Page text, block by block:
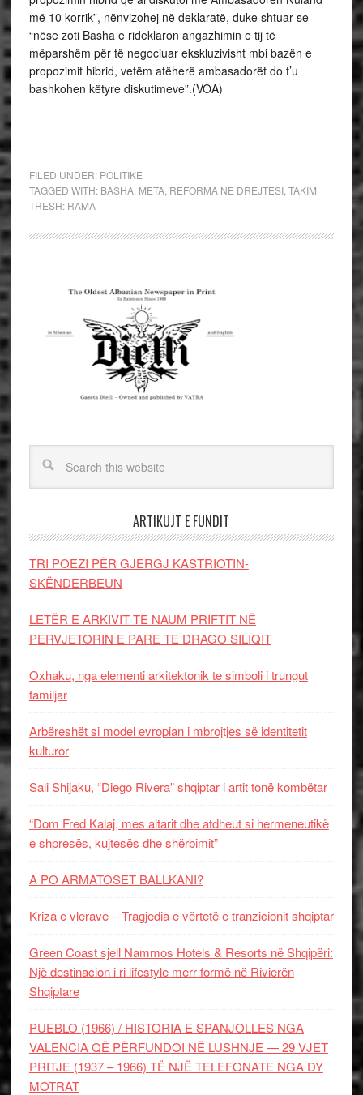
më 10 korrik”, nënvizohej në deklaratë, duke shtuar se
“nëse zoti Basha e rideklaron angazhimin e tij të
mëparshëm për të negociuar ekskluzivisht mbi bazën e
propozimit hibrid, vetëm atëherë ambasadorët do t’u
bashkohen këtyre diskutimeve”.(VOA)
FILED UNDER: POLITIKE
TAGGED WITH: BASHA, META, REFORMA NE DREJTESI, TAKIM
TRESH: RAMA
ARTIKUJT E FUNDIT
TRI POEZI PËR GJERGJ KASTRIOTIN-
SKËNDERBEUN
LETËR E ARKIVIT TE NAUM PRIFTIT NË
PERVJETORIN E PARE TE DRAGO SILIQIT
Oxhaku, nga elementi arkitektonik te simboli i trungut
familjar
Arbëreshët si model evropian i mbrojtjes së identitetit
kulturor
Sali Shijaku, “Diego Rivera” shqiptar i artit tonë kombëtar
“Dom Fred Kalaj, mes altarit dhe atdheut si hermeneutikë
e shpresës, kujtesës dhe shërbimit”
A PO ARMATOSET BALLKANI?
Kriza e vlerave – Tragjedia e vërtetë e tranzicionit shqiptar
Green Coast sjell Nammos Hotels & Resorts në Shqipëri:
Një destinacion i ri lifestyle merr formë në Rivierën
Shqiptare
PUEBLO (1966) / HISTORIA E SPANJOLLES NGA
VALENCIA QË PËRFUNDOI NË LUSHNJE — 29 VJET
PRITJE (1937 – 1966) TË NJË TELEFONATE NGA DY
MOTRAT